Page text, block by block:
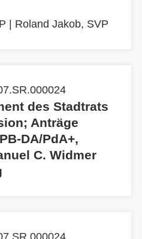
Roland Jakob, SVP
des Stadtrats
Anträge
DA/PdA+,
C. Widmer